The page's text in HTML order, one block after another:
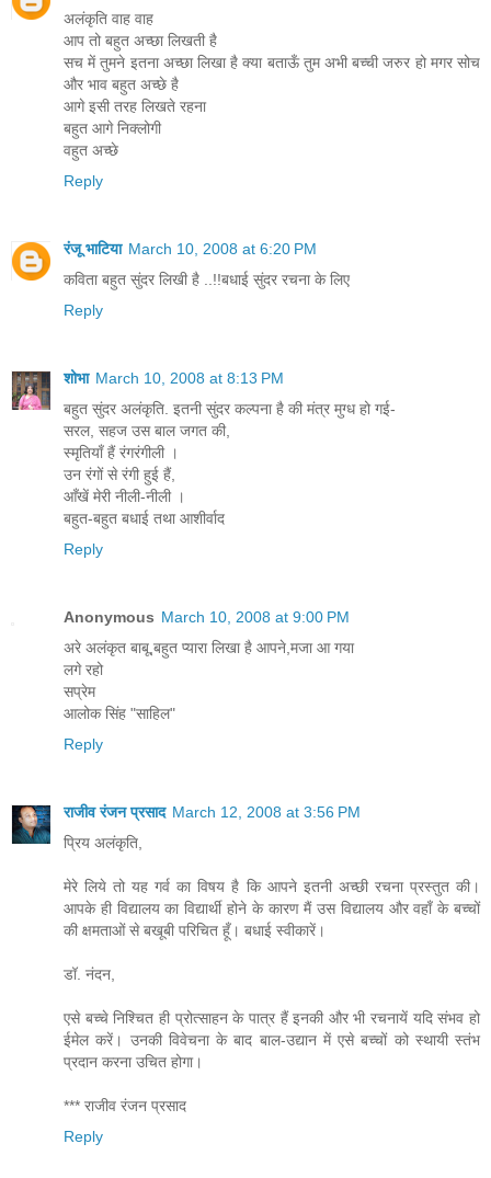
अलंकृति वाह वाह
आप तो बहुत अच्छा लिखती है
सच में तुमने इतना अच्छा लिखा है क्या बताऊँ तुम अभी बच्ची जरुर हो मगर सोच
और भाव बहुत अच्छे है
आगे इसी तरह लिखते रहना
बहुत आगे निक्लोगी
वहुत अच्छे
Reply
रंजू भाटिया March 10, 2008 at 6:20 PM
कविता बहुत सुंदर लिखी है ..!!बधाई सुंदर रचना के लिए
Reply
शोभा March 10, 2008 at 8:13 PM
बहुत सुंदर अलंकृति. इतनी सुंदर कल्पना है की मंत्र मुग्ध हो गई-
सरल, सहज उस बाल जगत की,
स्मृतियाँ हैं रंगरंगीली ।
उन रंगों से रंगी हुई हैं,
आँखें मेरी नीली-नीली ।
बहुत-बहुत बधाई तथा आशीर्वाद
Reply
Anonymous March 10, 2008 at 9:00 PM
अरे अलंकृत बाबू,बहुत प्यारा लिखा है आपने,मजा आ गया
लगे रहो
सप्रेम
आलोक सिंह "साहिल"
Reply
राजीव रंजन प्रसाद March 12, 2008 at 3:56 PM
प्रिय अलंकृति,
मेरे लिये तो यह गर्व का विषय है कि आपने इतनी अच्छी रचना प्रस्तुत की।
आपके ही विद्यालय का विद्यार्थी होने के कारण मैं उस विद्यालय और वहाँ के बच्चों
की क्षमताओं से बखूबी परिचित हूँ। बधाई स्वीकारें।
डॉ. नंदन,
एसे बच्चे निश्चित ही प्रोत्साहन के पात्र हैं इनकी और भी रचनायें यदि संभव हो
ईमेल करें। उनकी विवेचना के बाद बाल-उद्यान में एसे बच्चों को स्थायी स्तंभ
प्रदान करना उचित होगा।
*** राजीव रंजन प्रसाद
Reply